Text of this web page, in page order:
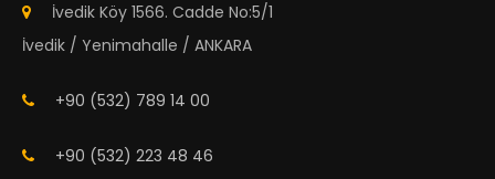
İvedik Köy 1566. Cadde No:5/1
İvedik / Yenimahalle / ANKARA
+90 (532) 789 14 00
+90 (532) 223 48 46